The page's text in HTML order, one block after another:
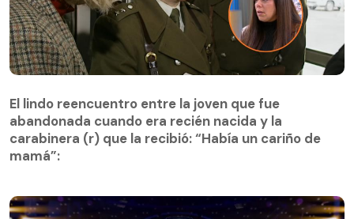
abandonada cuando era recién nacida y la
carabinera (r) que la recibió: “Había un cariño de
mamá”:
El lindo reencuentro entre la joven que fue
abandonada cuando era recién nacida y la
carabinera (r) que la recibió: “Había un cariño de
mamá”: